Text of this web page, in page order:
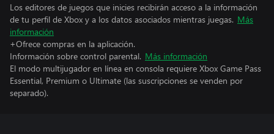
Los editores de juegos que inicies recibirán acceso a la información
de tu perfil de Xbox y a los datos asociados mientras juegas. Más
información
+Ofrece compras en la aplicación.
Información sobre control parental. Más información
El modo multijugador en línea en consola requiere Xbox Game Pass
Essential, Premium o Ultimate (las suscripciones se venden por
separado).